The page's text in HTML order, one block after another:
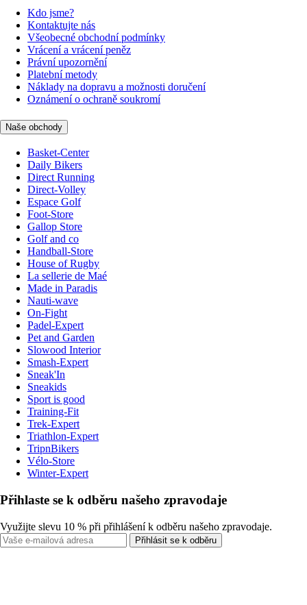
Kdo jsme?
Kontaktujte nás
Všeobecné obchodní podmínky
Vrácení a vrácení peněz
Právní upozornění
Platební metody
Náklady na dopravu a možnosti doručení
Oznámení o ochraně soukromí
Naše obchody
Basket-Center
Daily Bikers
Direct Running
Direct-Volley
Espace Golf
Foot-Store
Gallop Store
Golf and co
Handball-Store
House of Rugby
La sellerie de Maé
Made in Paradis
Nauti-wave
On-Fight
Padel-Expert
Pet and Garden
Slowood Interior
Smash-Expert
Sneak'In
Sneakids
Sport is good
Training-Fit
Trek-Expert
Triathlon-Expert
TripnBikers
Vélo-Store
Winter-Expert
Přihlaste se k odběru našeho zpravodaje
Využijte slevu 10 % při přihlášení k odběru našeho zpravodaje.
Přihlásit se k odběru